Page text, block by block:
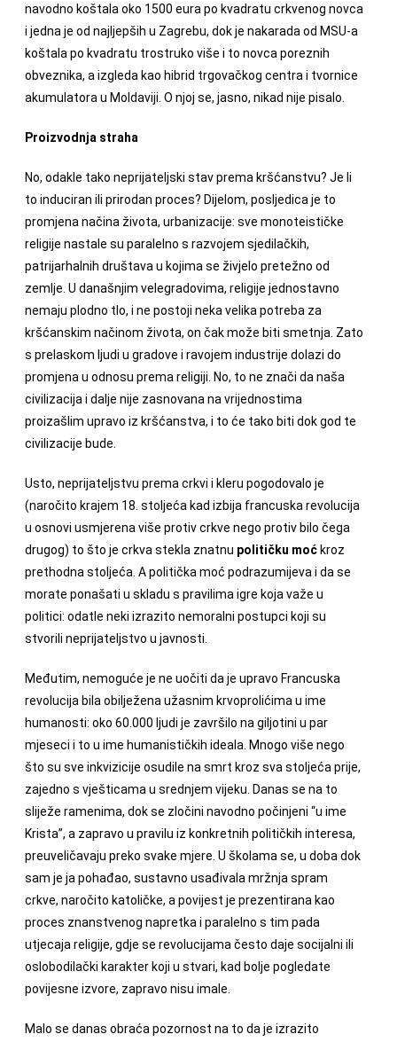
navodno koštala oko 1500 eura po kvadratu crkvenog novca
i jedna je od najljepših u Zagrebu, dok je nakarada od MSU-a
koštala po kvadratu trostruko više i to novca poreznih
obveznika, a izgleda kao hibrid trgovačkog centra i tvornice
akumulatora u Moldaviji. O njoj se, jasno, nikad nije pisalo.
Proizvodnja straha
No, odakle tako neprijateljski stav prema kršćanstvu? Je li
to induciran ili prirodan proces? Dijelom, posljedica je to
promjena načina života, urbanizacije: sve monoteističke
religije nastale su paralelno s razvojem sjedilačkih,
patrijarhalnih društava u kojima se živjelo pretežno od
zemlje. U današnjim velegradovima, religije jednostavno
nemaju plodno tlo, i ne postoji neka velika potreba za
kršćanskim načinom života, on čak može biti smetnja. Zato
s prelaskom ljudi u gradove i ravojem industrije dolazi do
promjena u odnosu prema religiji. No, to ne znači da naša
civilizacija i dalje nije zasnovana na vrijednostima
proizašlim upravo iz kršćanstva, i to će tako biti dok god te
civilizacije bude.
Usto, neprijateljstvu prema crkvi i kleru pogodovalo je
(naročito krajem 18. stoljeća kad izbija francuska revolucija
u osnovi usmjerena više protiv crkve nego protiv bilo čega
drugog) to što je crkva stekla znatnu političku moćkroz
prethodna stoljeća. A politička moć podrazumijeva i da se
morate ponašati u skladu s pravilima igre koja važe u
politici: odatle neki izrazito nemoralni postupci koji su
stvorili neprijateljstvo u javnosti.
Međutim, nemoguće je ne uočiti da je upravo Francuska
revolucija bila obilježena užasnim krvoprolićima u ime
humanosti: oko 60.000 ljudi je završilo na giljotini u par
mjeseci i to u ime humanističkih ideala. Mnogo više nego
što su sve inkvizicije osudile na smrt kroz sva stoljeća prije,
zajedno s vješticama u srednjem vijeku. Danas se na to
sliježe ramenima, dok se zločini navodno počinjeni “u ime
Krista”, a zapravo u pravilu iz konkretnih političkih interesa,
preuveličavaju preko svake mjere. U školama se, u doba dok
sam je ja pohađao, sustavno usađivala mržnja spram
crkve, naročito katoličke, a povijest je prezentirana kao
proces znanstvenog napretka i paralelno s tim pada
utjecaja religije, gdje se revolucijama često daje socijalni ili
oslobodilački karakter koji u stvari, kad bolje pogledate
povijesne izvore, zapravo nisu imale.
Malo se danas obraća pozornost na to da je izrazito